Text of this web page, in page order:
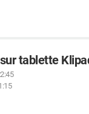
tablette